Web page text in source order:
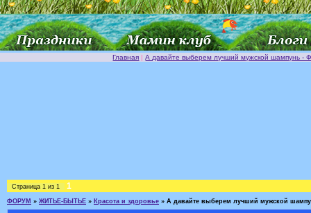
Главная |А давайте выберем лучший мужской шампунь -
Страница 1 из 1 1
ФОРУМ » ЖИТЬЕ-БЫТЬЕ » Красота и здоровье » А давайте выберем лучший мужской